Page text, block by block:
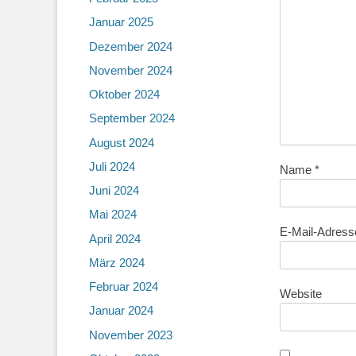
Name *
E-Mail-
Website
Januar 2025
Dezember 2024
November 2024
Oktober 2024
September 2024
August 2024
Juli 2024
Juni 2024
Mai 2024
April 2024
März 2024
Februar 2024
Januar 2024
November 2023